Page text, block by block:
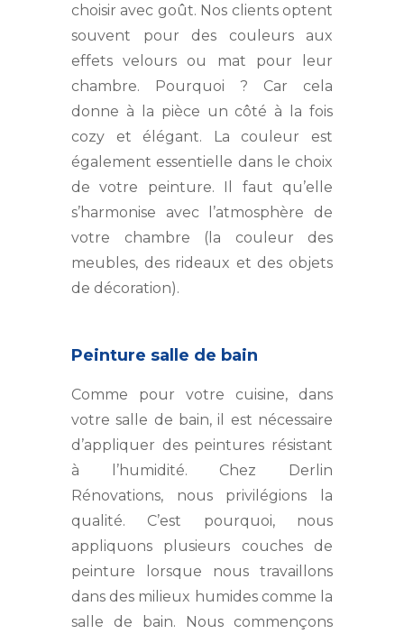
choisir avec goût. Nos clients optent
souvent pour des couleurs aux
effets velours ou mat pour leur
chambre. Pourquoi ? Car cela
donne à la pièce un côté à la fois
cozy et élégant. La couleur est
également essentielle dans le choix
de votre peinture. Il faut qu’elle
s’harmonise avec l’atmosphère de
votre chambre (la couleur des
meubles, des rideaux et des objets
de décoration).
Peinture salle de bain
Comme pour votre cuisine, dans
votre salle de bain, il est nécessaire
d’appliquer des peintures résistant
à l’humidité. Chez Derlin
Rénovations, nous privilégions la
qualité. C’est pourquoi, nous
appliquons plusieurs couches de
peinture lorsque nous travaillons
dans des milieux humides comme la
salle de bain. Nous commençons